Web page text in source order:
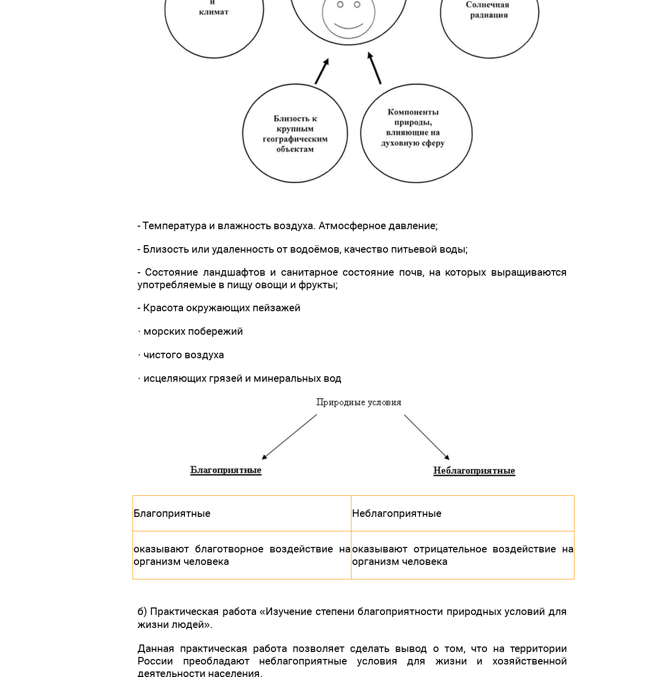
- Температура и влажность воздуха. Атмосферное давление;
- Близость или удаленность от водоёмов, качество питьевой воды;
- Состояние ландшафтов и санитарное состояние почв, на которых выращиваются
употребляемые в пищу овощи и фрукты;
- Красота окружающих пейзажей
· морских побережий
· чистого воздуха
· исцеляющих грязей и минеральных вод
Благоприятные Неблагоприятные
оказывают благотворное воздействие на
организм человека
оказывают отрицательное воздействие на
организм человека
б) Практическая работа «Изучение степени благоприятности природных условий для
жизни людей».
Данная практическая работа позволяет сделать вывод о том, что на территории
России преобладают неблагоприятные условия для жизни и хозяйственной
деятельности населения.